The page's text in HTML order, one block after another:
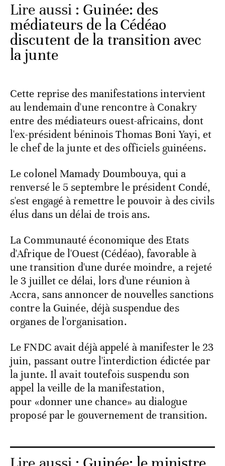
Lire aussi : Guinée: des
médiateurs de la Cédéao
discutent de la transition avec
la junte
Cette reprise des manifestations intervient
au lendemain d'une rencontre à Conakry
entre des médiateurs ouest-africains, dont
l'ex-président béninois Thomas Boni Yayi, et
le chef de la junte et des officiels guinéens.
Le colonel Mamady Doumbouya, qui a
renversé le 5 septembre le président Condé,
s'est engagé à remettre le pouvoir à des civils
élus dans un délai de trois ans.
La Communauté économique des Etats
d'Afrique de l'Ouest (Cédéao), favorable à
une transition d'une durée moindre, a rejeté
le 3 juillet ce délai, lors d'une réunion à
Accra, sans annoncer de nouvelles sanctions
contre la Guinée, déjà suspendue des
organes de l'organisation.
Le FNDC avait déjà appelé à manifester le 23
juin, passant outre l'interdiction édictée par
la junte. Il avait toutefois suspendu son
appel la veille de la manifestation,
pour «donner une chance» au dialogue
proposé par le gouvernement de transition.